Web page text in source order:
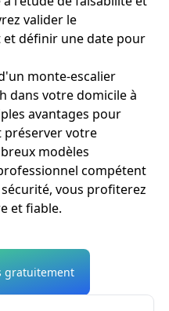
valider le
définir une date pour
monte-escalier
dans votre domicile à
avantages pour
votre
modèles
compétent
vous profiterez
et fiable.
gratuitement